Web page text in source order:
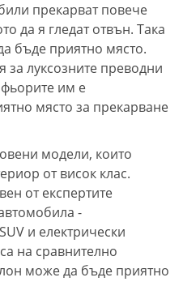
прекарват повече
да я гледат отвън. Така
бъде приятно място.
за луксозните преводни
им е
място за прекарване
модели, които
от висок клас.
от експертите
-
и електрически
на сравнително
може да бъде приятно